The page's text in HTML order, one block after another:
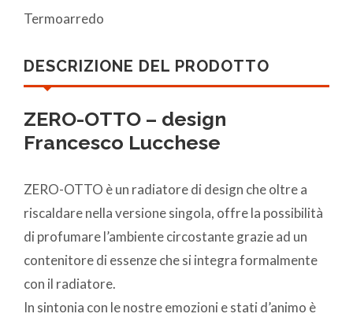
Termoarredo
DESCRIZIONE DEL PRODOTTO
ZERO-OTTO – design
Francesco Lucchese
ZERO-OTTO è un radiatore di design che oltre a
riscaldare nella versione singola, offre la possibilità
di profumare l’ambiente circostante grazie ad un
contenitore di essenze che si integra formalmente
con il radiatore.
In sintonia con le nostre emozioni e stati d’animo è